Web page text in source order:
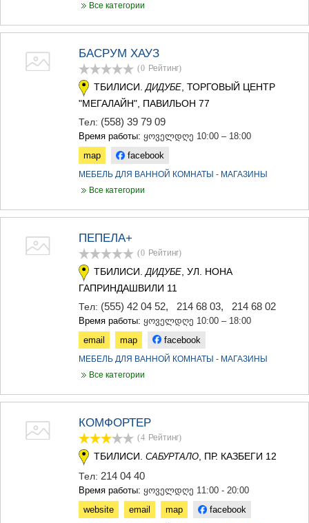
Все категории
БАСРУМ ХАУЗ
(0 Рейтинг)
ТБИЛИСИ.ДИДУБЕ, ТОРГОВЫЙ ЦЕНТР
"МЕГАЛАЙН", ПАВИЛЬОН 77
Тел: (558) 39 79 09
Время работы: ყოველდღე 10:00 – 18:00
map
facebook
МЕБЕЛЬ ДЛЯ ВАННОЙ КОМНАТЫ - МАГАЗИНЫ
Все категории
ПЕПЕЛА+
(0 Рейтинг)
ТБИЛИСИ. ДИДУБЕ , УЛ. НОНА
ГАПРИНДАШВИЛИ 11
Тел: (555) 42 04 52, 214 68 03, 214 68 02
Время работы: ყოველდღე 10:00 – 18:00
email
map facebook
МЕБЕЛЬ ДЛЯ ВАННОЙ КОМНАТЫ - МАГАЗИНЫ
Все категории
КОМФОРТЕР
(4 Рейтинг)
ТБИЛИСИ. САБУРТАЛО , ПР. КАЗБЕГИ 12
Тел: 214 04 40
Время работы: ყოველდღე 11:00 - 20:00
website
email map facebook